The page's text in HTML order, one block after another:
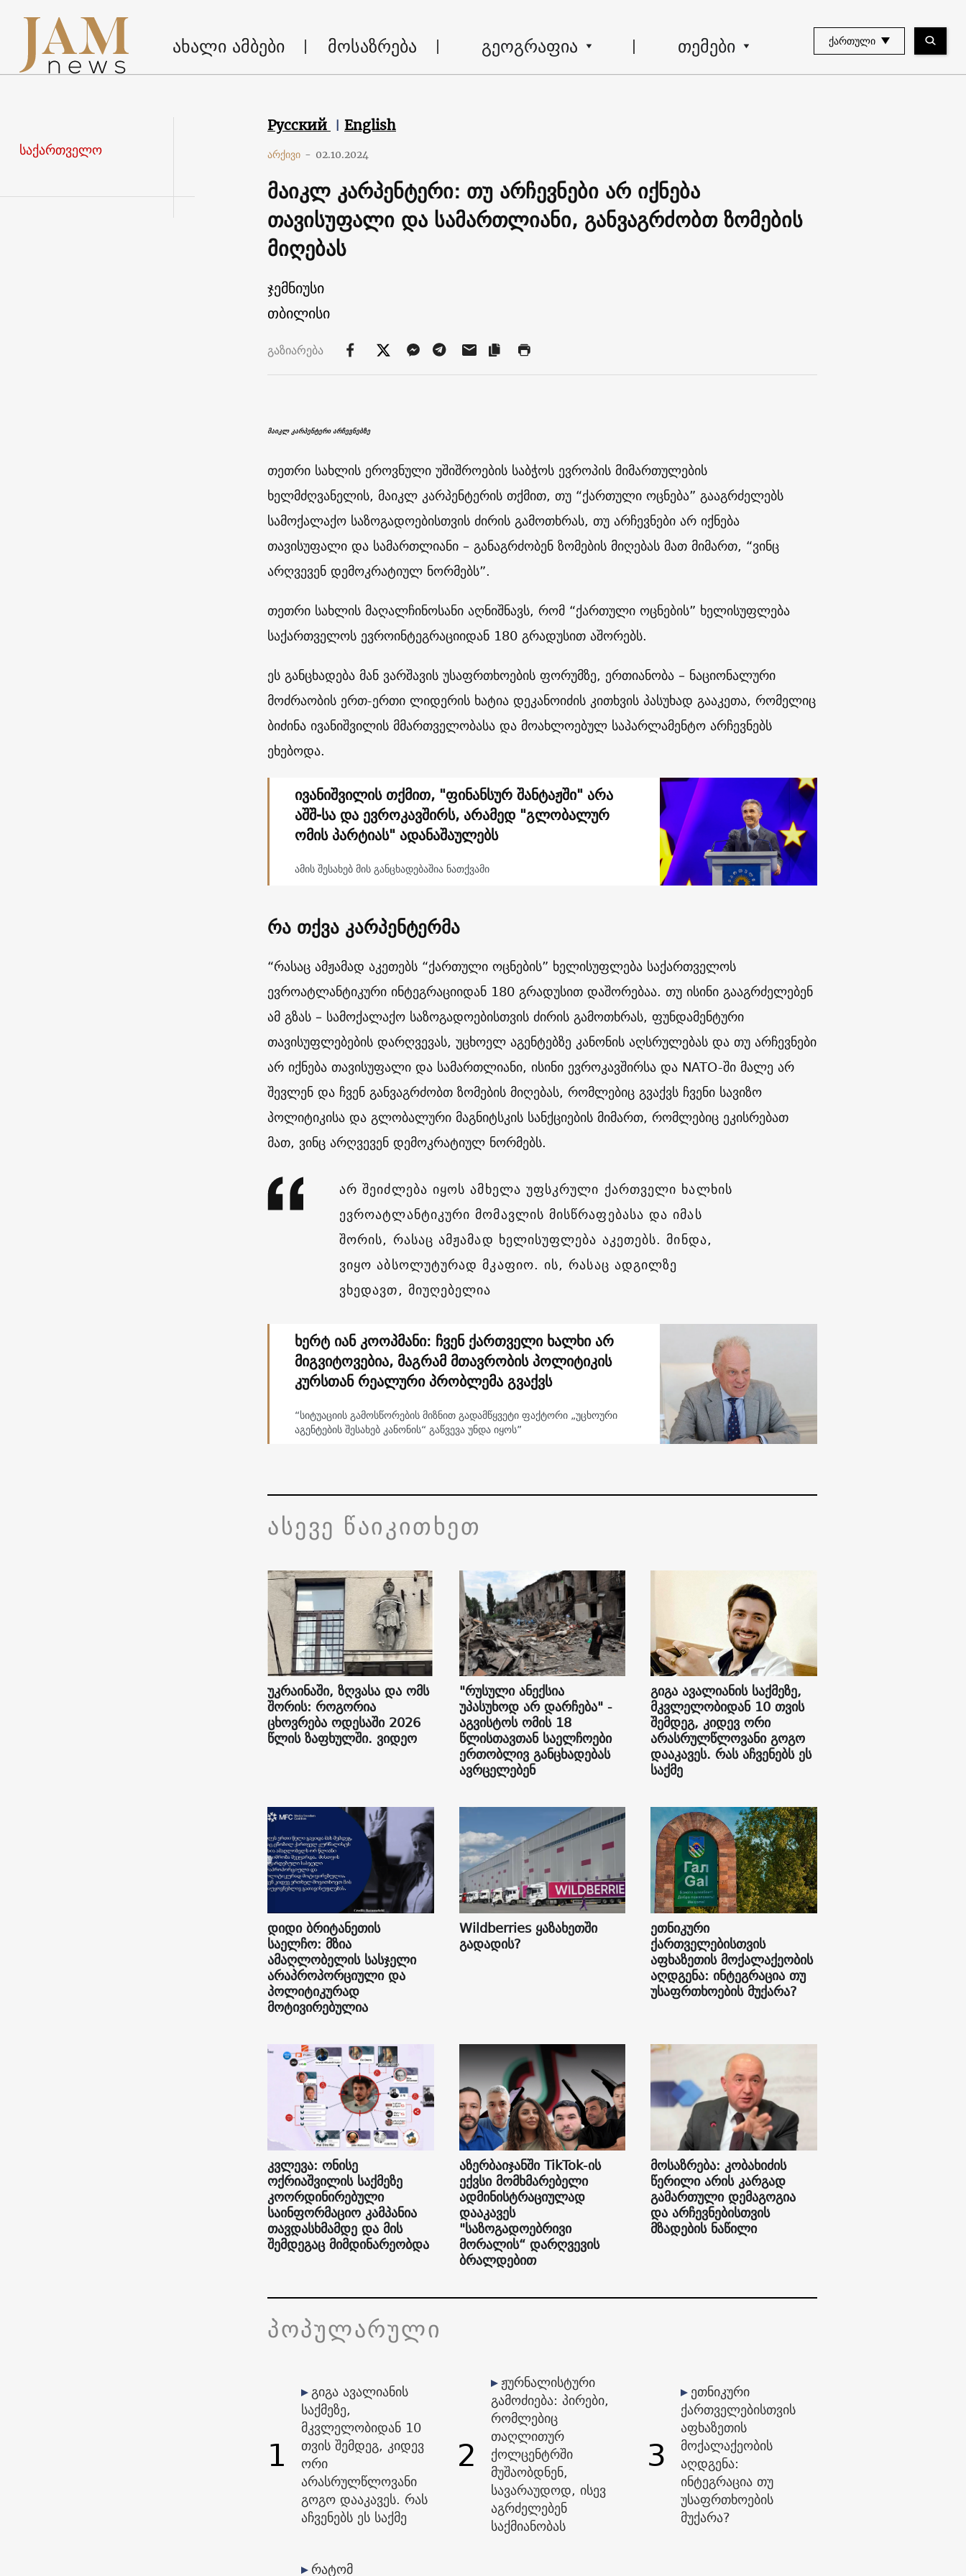
ახალი ამბები მოსაზრება გეოგრაფია თემები ᲥᲐᲠᲗᲣᲚᲘ
საქართველო
Русский English
არქივი - 02.10.2024
მაიკლ კარპენტერი: თუ არჩევნები არ იქნება
თავისუფალი და სამართლიანი, განვაგრძობთ ზომების
მიღებას
ჯემნიუსი
თბილისი
გაზიარება
მაიკლ კარპენტერი არჩევნებზე
თეთრი სახლის ეროვნული უშიშროების საბჭოს ევროპის მიმართულების
ხელმძღვანელის, მაიკლ კარპენტერის თქმით, თუ “ქართული ოცნება” გააგრძელებს
სამოქალაქო საზოგადოებისთვის ძირის გამოთხრას, თუ არჩევნები არ იქნება
თავისუფალი და სამართლიანი – განაგრძობენ ზომების მიღებას მათ მიმართ, “ვინც
არღვევენ დემოკრატიულ ნორმებს”.
თეთრი სახლის მაღალჩინოსანი აღნიშნავს, რომ “ქართული ოცნების” ხელისუფლება
საქართველოს ევროინტეგრაციიდან 180 გრადუსით აშორებს.
ეს განცხადება მან ვარშავის უსაფრთხოების ფორუმზე, ერთიანობა – ნაციონალური
მოძრაობის ერთ-ერთი ლიდერის ხატია დეკანოიძის კითხვის პასუხად გააკეთა, რომელიც
ბიძინა ივანიშვილის მმართველობასა და მოახლოებულ საპარლამენტო არჩევნებს
ეხებოდა.
ივანიშვილის თქმით, "ფინანსურ შანტაჟში" არა
აშშ-სა და ევროკავშირს, არამედ "გლობალურ
ომის პარტიას" ადანაშაულებს
ამის შესახებ მის განცხადებაშია ნათქვამი
რა თქვა კარპენტერმა
“რასაც ამჟამად აკეთებს “ქართული ოცნების” ხელისუფლება საქართველოს
ევროატლანტიკური ინტეგრაციიდან 180 გრადუსით დაშორებაა. თუ ისინი გააგრძელებენ
ამ გზას – სამოქალაქო საზოგადოებისთვის ძირის გამოთხრას, ფუნდამენტური
თავისუფლებების დარღვევას, უცხოელ აგენტებზე კანონის აღსრულებას და თუ არჩევნები
არ იქნება თავისუფალი და სამართლიანი, ისინი ევროკავშირსა და NATO-ში მალე არ
შევლენ და ჩვენ განვაგრძობთ ზომების მიღებას, რომლებიც გვაქვს ჩვენი სავიზო
პოლიტიკისა და გლობალური მაგნიტსკის სანქციების მიმართ, რომლებიც ეკისრებათ
მათ, ვინც არღვევენ დემოკრატიულ ნორმებს.
არ შეიძლება იყოს ამხელა უფსკრული ქართველი ხალხის
ევროატლანტიკური მომავლის მისწრაფებასა და იმას
შორის, რასაც ამჟამად ხელისუფლება აკეთებს. მინდა,
ვიყო აბსოლუტურად მკაფიო. ის, რასაც ადგილზე
ვხედავთ, მიუღებელია
ხერტ იან კოოპმანი: ჩვენ ქართველი ხალხი არ
მიგვიტოვებია, მაგრამ მთავრობის პოლიტიკის
კურსთან რეალური პრობლემა გვაქვს
“სიტუაციის გამოსწორების მიზნით გადამწყვეტი ფაქტორი „უცხოური
აგენტების შესახებ კანონის“ გაწვევა უნდა იყოს”
ასევე წაიკითხეთ
უკრაინაში, ზღვასა და ომს
შორის: როგორია
ცხოვრება ოდესაში 2026
წლის ზაფხულში. ვიდეო
"რუსული ანექსია
უპასუხოდ არ დარჩება" -
აგვისტოს ომის 18
წლისთავთან საელჩოები
ერთობლივ განცხადებას
ავრცელებენ
გიგა ავალიანის საქმეზე,
მკვლელობიდან 10 თვის
შემდეგ, კიდევ ორი
არასრულწლოვანი გოგო
დააკავეს. რას აჩვენებს ეს
საქმე
დიდი ბრიტანეთის
საელჩო: მზია
ამაღლობელის სასჯელი
არაპროპორციული და
პოლიტიკურად
მოტივირებულია
Wildberries ყაზახეთში
გადადის?
ეთნიკური
ქართველებისთვის
აფხაზეთის მოქალაქეობის
აღდგენა: ინტეგრაცია თუ
უსაფრთხოების მუქარა?
კვლევა: ონისე
ოქრიაშვილის საქმეზე
კოორდინირებული
საინფორმაციო კამპანია
თავდასხმამდე და მის
შემდეგაც მიმდინარეობდა
აზერბაიჯანში TikTok-ის
ექვსი მომხმარებელი
ადმინისტრაციულად
დააკავეს
"საზოგადოებრივი
მორალის“ დარღვევის
ბრალდებით
მოსაზრება: კობახიძის
წერილი არის კარგად
გამართული დემაგოგია
და არჩევნებისთვის
მზადების ნაწილი
პოპულარული
1
გიგა ავალიანის
საქმეზე,
მკვლელობიდან 10
თვის შემდეგ, კიდევ
ორი
არასრულწლოვანი
გოგო დააკავეს. რას
აჩვენებს ეს საქმე
2
ჟურნალისტური
გამოძიება: პირები,
რომლებიც
თაღლითურ
ქოლცენტრში
მუშაობდნენ,
სავარაუდოდ, ისევ
აგრძელებენ
საქმიანობას
3
ეთნიკური
ქართველებისთვის
აფხაზეთის
მოქალაქეობის
აღდგენა:
ინტეგრაცია თუ
უსაფრთხოების
მუქარა?
რატომ